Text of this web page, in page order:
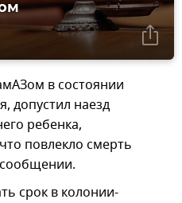
в состоянии
допустил наезд
ребенка,
повлекло смерть
сообщении.
срок в колонии-